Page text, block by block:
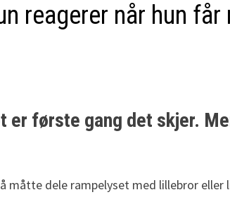
reagerer når hun
første gang det skjer.
måtte dele rampelyset med lillebror